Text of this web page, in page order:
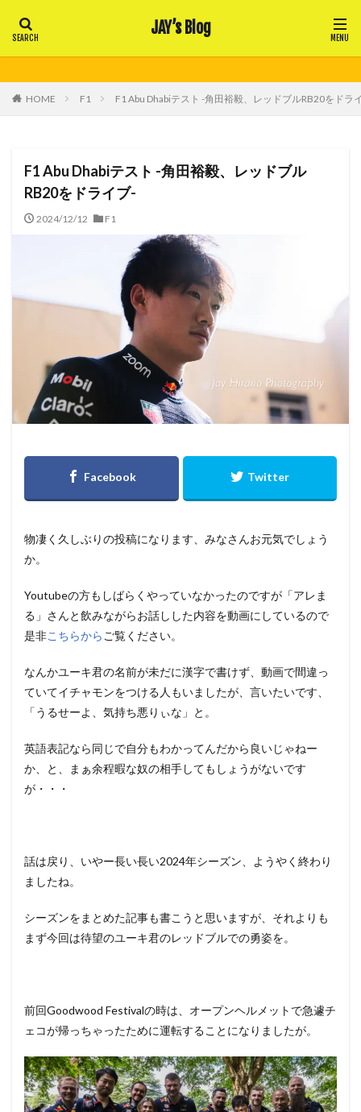
JAY’s Blog
HOME F1 F1 Abu Dhabiテスト -角田裕毅、レッドブルRB20をドラ
F1 Abu Dhabiテスト -角田裕毅、レッドブル
RB20をドライブ-
2024/12/12 F1
物凄く久しぶりの投稿になります、みなさんお元気でしょう
か。
Youtubeの方もしばらくやっていなかったのですが「アレま
る」さんと飲みながらお話しした内容を動画にしているので
是非こちらから ご覧ください。
なんかユーキ君の名前が未だに漢字で書けず、動画で間違っ
ていてイチャモンをつける人もいましたが、言いたいです、
「うるせーよ、気持ち悪りぃな」と。
英語表記なら同じで自分もわかってんだから良いじゃねー
か、と、まぁ余程暇な奴の相手してもしょうがないです
が・・・
話は戻り、いやー長い長い2024年シーズン、ようやく終わり
ましたね。
シーズンをまとめた記事も書こうと思いますが、それよりも
まず今回は待望のユーキ君のレッドブルでの勇姿を。
前回Goodwood Festivalの時は、オープンヘルメットで急遽チ
ェコが帰っちゃったために運転することになりましたが。